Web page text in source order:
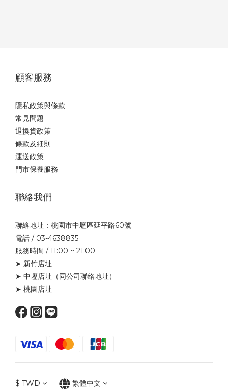
顧客服務
隱私政策與條款
常見問題
退換貨政策
條款及細則
運送政策
門市保養服務
聯絡我們
聯絡地址：桃園市中壢區延平路60號
電話 / 03-4638835
服務時間 / 11:00 ~ 21:00
➤ 新竹店址
➤ 中壢店址 （同公司聯絡地址）
➤ 桃園店址
$ TWD 繁體中文